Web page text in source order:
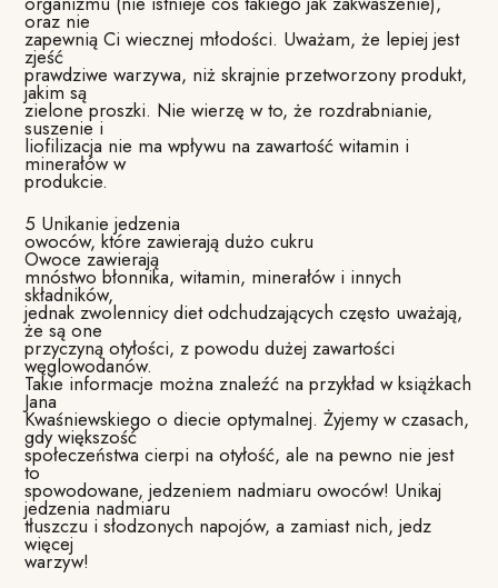
oraz nie
zapewnią Ci wiecznej młodości. Uważam, że lepiej jest
zjeść
prawdziwe warzywa, niż skrajnie przetworzony produkt,
jakim są
zielone proszki. Nie wierzę w to, że rozdrabnianie,
suszenie i
liofilizacja nie ma wpływu na zawartość witamin i
minerałów w
produkcie.
5 Unikanie jedzenia
owoców, które zawierają dużo cukru
Owoce zawierają
mnóstwo błonnika, witamin, minerałów i innych
składników,
jednak zwolennicy diet odchudzających często uważają,
że są one
przyczyną otyłości, z powodu dużej zawartości
węglowodanów.
Takie informacje można znaleźć na przykład w książkach
Jana
Kwaśniewskiego o diecie optymalnej. Żyjemy w czasach,
gdy większość
społeczeństwa cierpi na otyłość, ale na pewno nie jest
to
spowodowane, jedzeniem nadmiaru owoców! Unikaj
jedzenia nadmiaru
tłuszczu i słodzonych napojów, a zamiast nich, jedz
więcej
warzyw!